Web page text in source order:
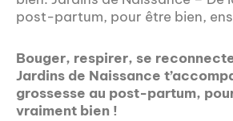
post-partum, pour être bien,
Bouger, respirer, se
Jardins de Naissance
grossesse au post-partum,
vraiment bien !